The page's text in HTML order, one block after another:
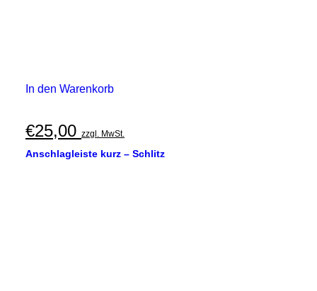
In den Warenkorb
€25,00 zzgl. MwSt.
Anschlagleiste kurz – Schlitz